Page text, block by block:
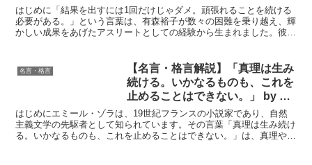
有森裕子の深い意味と得られる教
訓
はじめに「結果を出すには1回だけじゃダメ。頑張れることを続ける
必要がある。」という言葉は、有森裕子が数々の困難を乗り越え、輝
かしい成果をあげたアスリートとしての経験から生まれました。彼女
名言・格言
【名言・格言解説】「真理は生み
続ける。いかなるものも、これを
止めることはできない。」 by エ
ミール・ゾラの深い意味と得られ
る教訓
はじめにエミール・ゾラは、19世紀フランスの小説家であり、自然
主義文学の先駆者として知られています。その言葉「真理は生み続け
る。いかなるものも、これを止めることはできない。」は、真理や正